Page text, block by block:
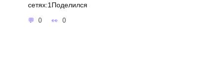
сетях:1Поделился
0 0